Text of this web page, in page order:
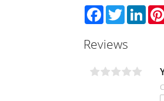
Facebook
Twitter
Reviews